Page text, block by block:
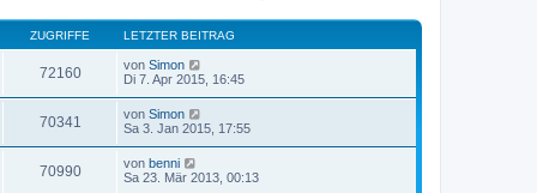
ZUGRIFFE LETZTER BEITRAG
72160 von Simon
Di 7. Apr 2015, 16:45
70341 von Simon
Sa 3. Jan 2015, 17:55
70990 von benni
Sa 23. Mär 2013, 00:13